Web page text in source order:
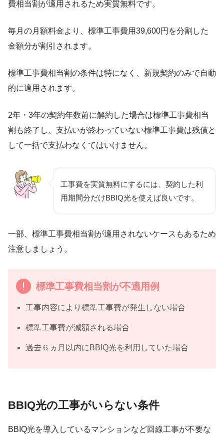
費相当割が適用されるため実質無料です。
毎月の月額料金より、標準工事費用39,600円を分割した
金額分が割引されます。
標準工事費相当割の条件は特になく、新規契約のみで自動
的に適用されます。
2年・3年の契約年数前に解約した場合は標準工事費相当
割も終了し、支払いが終わっていない標準工事費は残債と
して一括で支払わなくてはいけません。
工事費を実質無料にするには、契約した利
用期間分だけBBIQ光を使えば良いです。
一部、標準工事費相当割が適用されないケースもあるため
注意しましょう。
標準工事費相当割が不適用例
工事内容により標準工事費が発生しない場合
標準工事費が減額される場合
過去６ヵ月以内にBBIQ光を利用していた場合
BBIQ光の工事がいらない条件
BBIQ光を導入しているマンションなど回線工事が不要な